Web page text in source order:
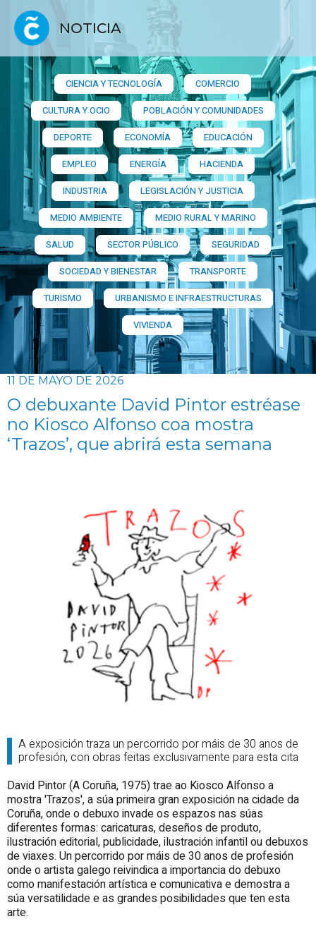
NOTICIA
CIENCIA Y TECNOLOGÍA
COMERCIO
CULTURA Y OCIO
POBLACIÓN Y COMUNIDADES
DEPORTE
ECONOMÍA
EDUCACIÓN
EMPLEO
ENERGÍA
HACIENDA
INDUSTRIA
LEGISLACIÓN Y JUSTICIA
MEDIO AMBIENTE
MEDIO RURAL Y MARINO
SALUD
SECTOR PÚBLICO
SEGURIDAD
SOCIEDAD Y BIENESTAR
TRANSPORTE
TURISMO
URBANISMO E INFRAESTRUCTURAS
VIVIENDA
11 DE MAYO DE 2026
O debuxante David Pintor estréase
no Kiosco Alfonso coa mostra
‘Trazos’, que abrirá esta semana
A exposición traza un percorrido por máis de 30 anos de
profesión, con obras feitas exclusivamente para esta cita
David Pintor (A Coruña, 1975) trae ao Kiosco Alfonso a
mostra 'Trazos', a súa primeira gran exposición na cidade da
Coruña, onde o debuxo invade os espazos nas súas
diferentes formas: caricaturas, deseños de produto,
ilustración editorial, publicidade, ilustración infantil ou debuxos
de viaxes. Un percorrido por máis de 30 anos de profesión
onde o artista galego reivindica a importancia do debuxo
como manifestación artística e comunicativa e demostra a
súa versatilidade e as grandes posibilidades que ten esta
arte.